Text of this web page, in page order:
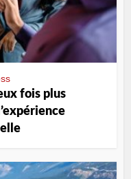
fois plus